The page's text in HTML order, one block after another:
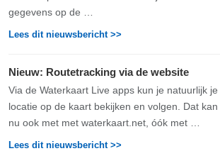
gegevens op de …
Lees dit nieuwsbericht >>
Nieuw: Routetracking via de website
Via de Waterkaart Live apps kun je natuurlijk je
locatie op de kaart bekijken en volgen. Dat kan
nu ook met met waterkaart.net, óók met …
Lees dit nieuwsbericht >>